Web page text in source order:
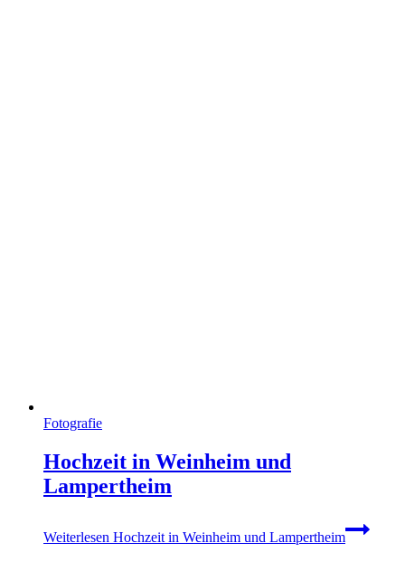
Fotografie
Hochzeit in Weinheim und
Lampertheim
Weiterlesen Hochzeit in Weinheim und Lampertheim